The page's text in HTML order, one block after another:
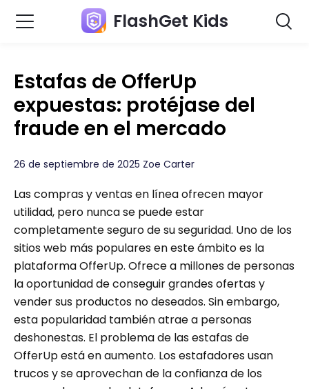
FlashGet Kids
Estafas de OfferUp
expuestas: protéjase del
fraude en el mercado
26 de septiembre de 2025 Zoe Carter
Las compras y ventas en línea ofrecen mayor
utilidad, pero nunca se puede estar
completamente seguro de su seguridad. Uno de los
sitios web más populares en este ámbito es la
plataforma OfferUp. Ofrece a millones de personas
la oportunidad de conseguir grandes ofertas y
vender sus productos no deseados. Sin embargo,
esta popularidad también atrae a personas
deshonestas. El problema de las estafas de
OfferUp está en aumento. Los estafadores usan
trucos y se aprovechan de la confianza de los